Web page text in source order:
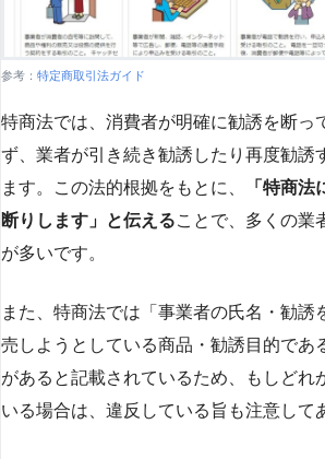
参考： 特定商取引法ガイド
特商法では、消費者が明確に勧誘を断っ
ず、業者が引き続き勧誘したり再度勧誘
ます。この法的根拠をもとに、
「特商
断りします」と伝えることで、多くの業
が多いです​​。
また、特商法では「事業者の氏名・勧誘
売しようとしている商品・勧誘目的であ
があると記載されているため、もしどれ
いる場合は、違反している旨も注意して